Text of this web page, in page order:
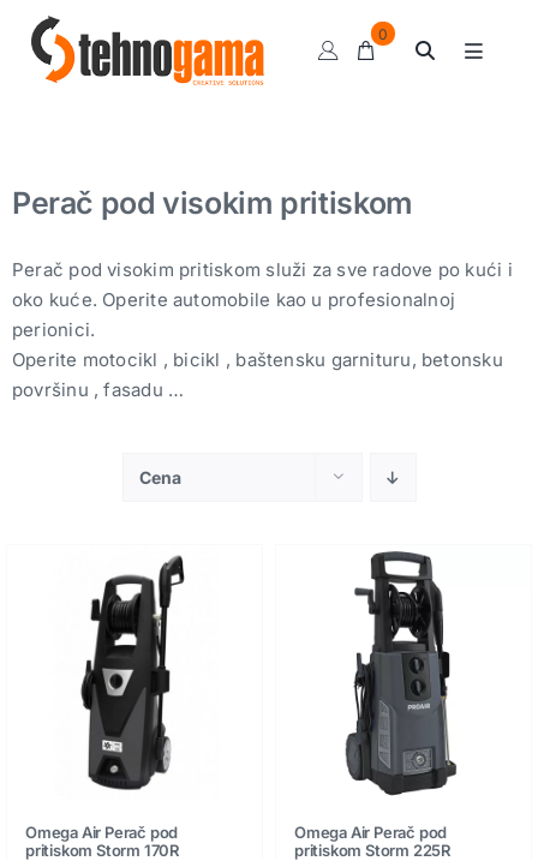
content
0
Toggle
Kompresorske pumpe
Pneumatski alat
Ulja i sredstva
Motalice
Pneumatski priključci
Perač pod visokim pritiskom
Perač pod visokim pritiskom služi za sve radove po kući i
oko kuće. Operite automobile kao u profesionalnoj
perionici.
Operite motocikl , bicikl , baštensku garnituru, betonsku
površinu , fasadu …
Cena
Omega Air Perač pod
pritiskom Storm 170R
Omega Air Perač pod
pritiskom Storm 225R